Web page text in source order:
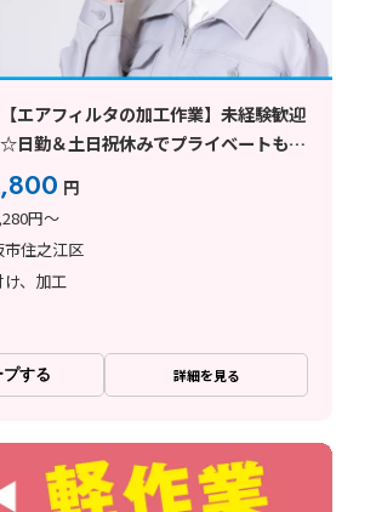
【エアフィルタの加工作業】未経験歓迎
日勤＆土日祝休みでプライベートも充
円
円～
市住之江区
、加工
プする 詳細を見る